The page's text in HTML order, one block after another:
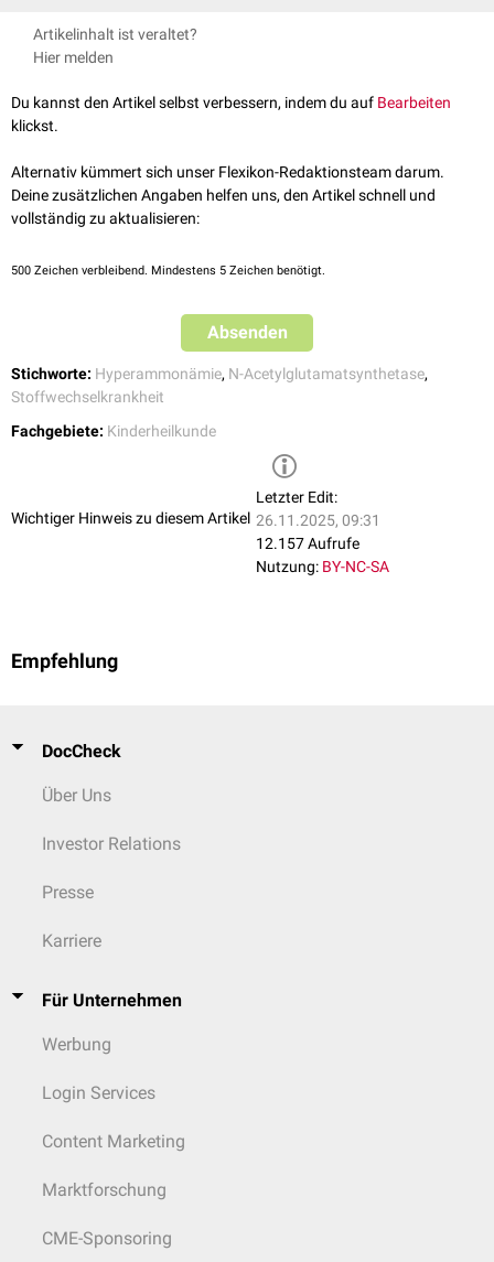
Aktivierung der
Carbamoylphosphat-Synthetase
und zu einer
Normalisierung der Hyperammonämie.
Artikelinhalt ist veraltet?
Hier melden
Du kannst den Artikel selbst verbessern, indem du auf Bearbeiten
klickst.
Alternativ kümmert sich unser Flexikon-Redaktionsteam darum.
Deine zusätzlichen Angaben helfen uns, den Artikel schnell und
vollständig zu aktualisieren:
500 Zeichen verbleibend. Mindestens 5 Zeichen benötigt.
Absenden
Stichworte: Hyperammonämie, N-Acetylglutamatsynthetase,
Stoffwechselkrankheit
Fachgebiete: Kinderheilkunde
Wichtiger Hinweis zu diesem Artikel
Letzter Edit:
26.11.2025, 09:31
12.157 Aufrufe
Nutzung: BY-NC-SA
Empfehlung
DocCheck
Über Uns
Investor Relations
Presse
Karriere
Für Unternehmen
Werbung
Login Services
Content Marketing
Marktforschung
CME-Sponsoring